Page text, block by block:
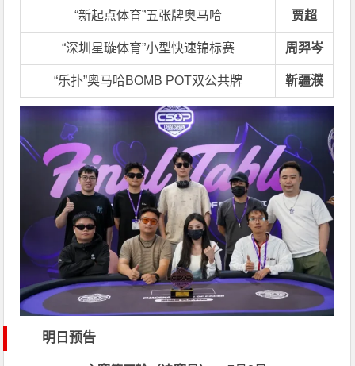
“新起点体育”五张牌奥马哈 贾超
“深圳星璇体育”小型快速锦标赛 周羿岑
“乐扑”奥马哈BOMB POT双公共牌 靳疆濮
明日预告